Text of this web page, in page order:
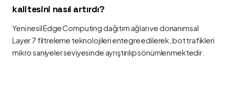
kalitesini nasıl artırdı?
Yeni nesil Edge Computing dağıtım ağları ve donanımsal
Layer 7 filtreleme teknolojileri entegre edilerek, bot trafikleri
mikro saniyeler seviyesinde ayrıştırılıp sönümlenmektedir.